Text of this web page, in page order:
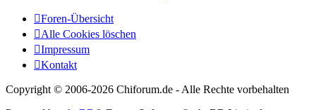
Foren-Übersicht
Alle Cookies löschen
Impressum
Kontakt
Copyright © 2006-2026 Chiforum.de - Alle Rechte vorbehalten